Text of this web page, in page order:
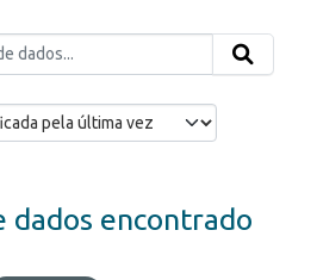
dados encontrado